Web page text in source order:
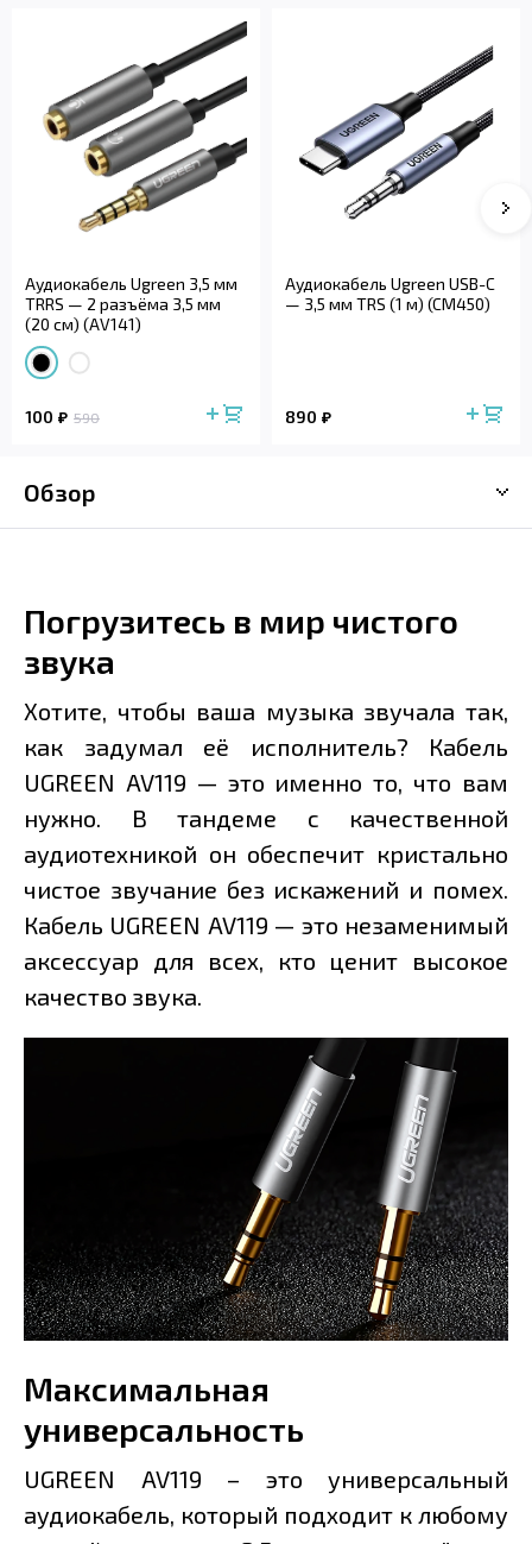
Аудиокабель Ugreen 3,5 мм
TRRS — 2 разъёма 3,5 мм
(20 см) (AV141)
100 590
Аудиокабель Ugreen USB-C
— 3,5 мм TRS (1 м) (CM450)
890
Обзор
Погрузитесь в мир чистого
звука
Хотите, чтобы ваша музыка звучала так,
как задумал её исполнитель? Кабель
UGREEN AV119 — это именно то, что вам
нужно. В тандеме с качественной
аудиотехникой он обеспечит кристально
чистое звучание без искажений и помех.
Кабель UGREEN AV119 — это незаменимый
аксессуар для всех, кто ценит высокое
качество звука.
Максимальная
универсальность
UGREEN AV119 – это универсальный
аудиокабель, который подходит к любому